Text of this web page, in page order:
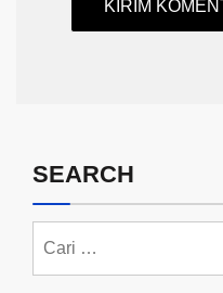
SEARCH